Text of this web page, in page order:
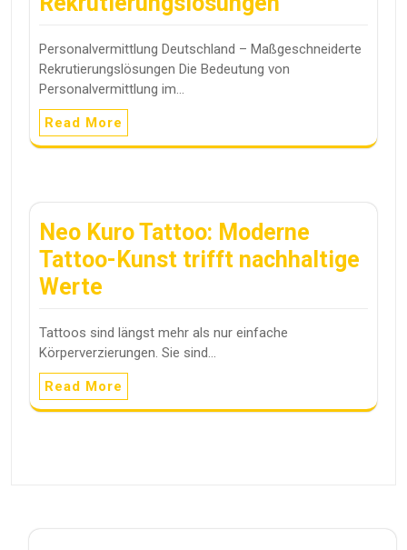
Personalvermittlung Deutschland – Maßgeschneiderte
Rekrutierungslösungen Die Bedeutung von
Personalvermittlung im…
Read More
Neo Kuro Tattoo: Moderne
Tattoo-Kunst trifft nachhaltige
Werte
Tattoos sind längst mehr als nur einfache
Körperverzierungen. Sie sind…
Read More